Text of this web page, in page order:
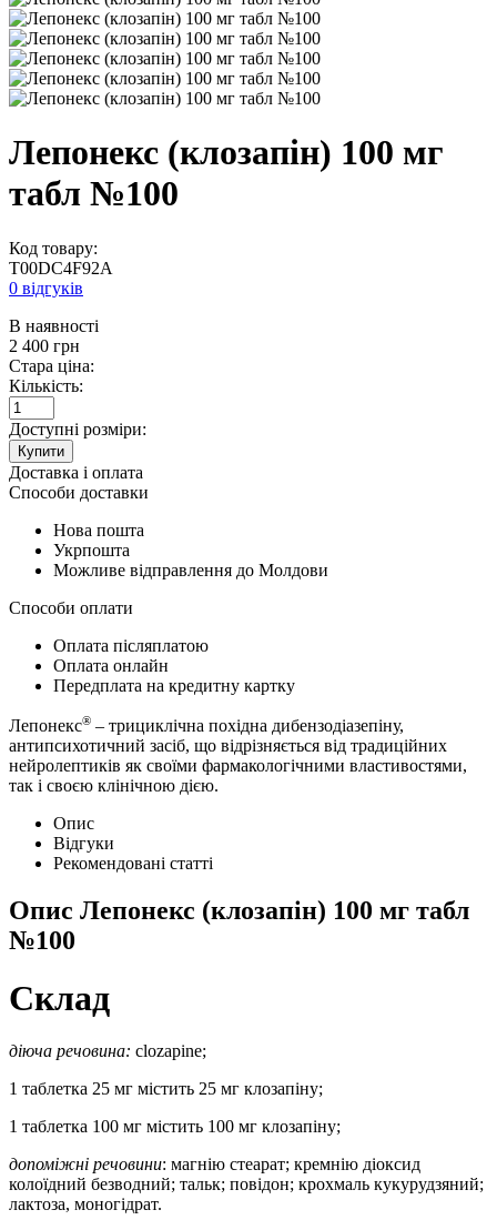
Лепонекс (клозапін) 100 мг
табл №100
Код товару:
T00DC4F92A
0 відгуків
В наявності
2 400 грн
Стара ціна:
Кількість:
Доступні розміри:
Купити
Доставка і оплата
Способи доставки
Нова пошта
Укрпошта
Можливе відправлення до Молдови
Способи оплати
Оплата післяплатою
Оплата онлайн
Передплата на кредитну картку
Лепонекс® – трициклічна похідна дибензодіазепіну,
антипсихотичний засіб, що відрізняється від традиційних
нейролептиків як своїми фармакологічними властивостями,
так і своєю клінічною дією.
Опис
Відгуки
Рекомендовані статті
Опис Лепонекс (клозапін) 100 мг табл
№100
Склад
діюча речовина: clozapine;
1 таблетка 25 мг містить 25 мг клозапіну;
1 таблетка 100 мг містить 100 мг клозапіну;
допоміжні речовини: магнію стеарат; кремнію діоксид
колоїдний безводний; тальк; повідон; крохмаль кукурудзяний;
лактоза, моногідрат.